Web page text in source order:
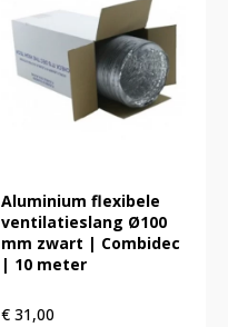
Aluminium flexibele
ventilatieslang Ø100
mm zwart | Combidec
| 10 meter
€ 31,00